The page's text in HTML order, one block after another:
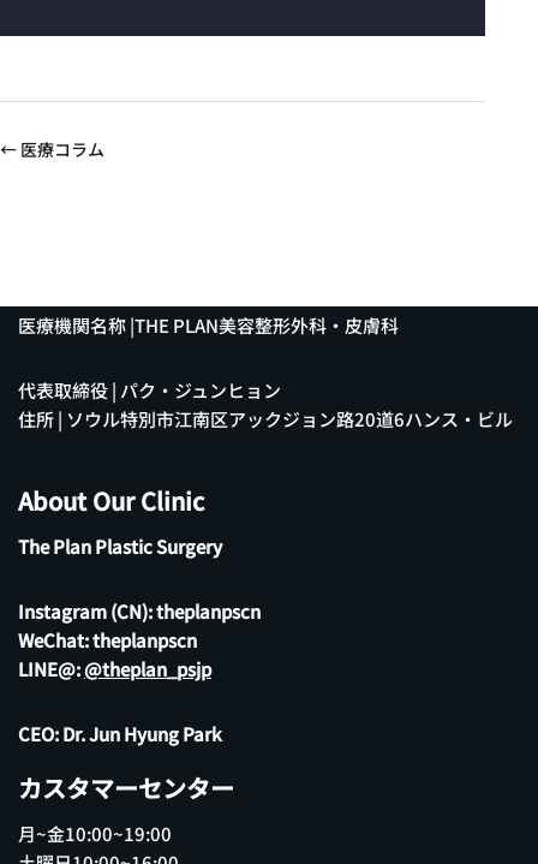
← 医療コラム
医療機関名称 |THE PLAN美容整形外科・皮膚科
代表取締役 | パク・ジュンヒョン
住所 | ソウル特別市江南区アックジョン路20道6ハンス・ビル
About Our Clinic
The Plan Plastic Surgery
Instagram (CN):theplanpscn
WeChat: theplanpscn
LINE@:@theplan_psjp
CEO: Dr. Jun Hyung Park
カスタマーセンター
月~金10:00~19:00